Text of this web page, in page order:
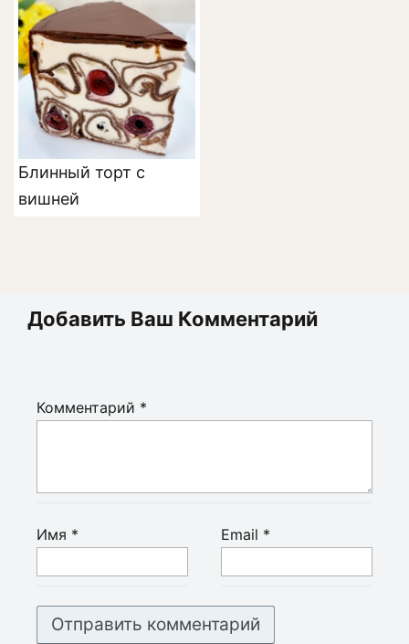
Блинный торт с
вишней
Добавить Ваш Комментарий
Комментарий *
Имя * Email *